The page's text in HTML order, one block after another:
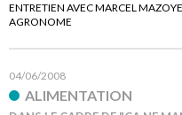
ENTRETIEN AVEC MARCEL
AGRONOME
04/06/2008
ALIMENTATION